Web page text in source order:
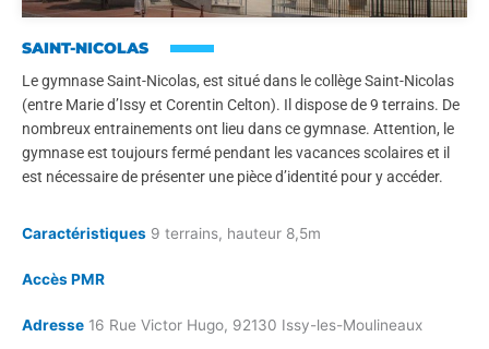
SAINT-NICOLAS
Le gymnase Saint-Nicolas, est situé dans le collège Saint-Nicolas
(entre Marie d’Issy et Corentin Celton). Il dispose de 9 terrains. De
nombreux entrainements ont lieu dans ce gymnase. Attention, le
gymnase est toujours fermé pendant les vacances scolaires et il
est nécessaire de présenter une pièce d’identité pour y accéder.
Caractéristiques 9 terrains, hauteur 8,5m
Accès PMR
Adresse 16 Rue Victor Hugo, 92130 Issy-les-Moulineaux